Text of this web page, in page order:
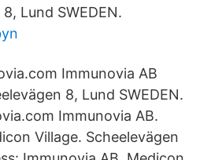
Lund SWEDEN.
Immunovia AB
8, Lund SWEDEN.
Immunovia AB.
Village. Scheelevägen